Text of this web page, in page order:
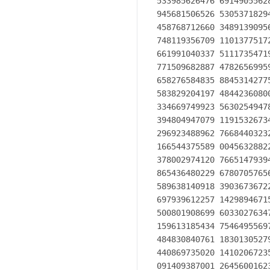
945681506526
458768712660
748119356709
661991040337
771509682887
658276584835
583829204197
334669749923
394804947079
296923488962
166544375589
378002974120 766514793942 590298969594 699556576121 865619673378 623625612521 632086286922 210327488921
865436480229 678070576561 514463204692 790682120738 837781423356 282360896320 806822246801 224826117718
589638140918 390367367222 088832151375 560037279839 400415297002 878307667094 447456013455 641725437090
697939612257 142989467154 357846878861 444581231459 357198492252 847160504922 124247014121 478057345510
500801908699 603302763478 708108175450 119307141223 390866393833 952942578690 507643100638 351983438934
159613185434 754649556978 103829309716 465143840700 707360411237 359984345225 161050702705 623526601276
484830840761 183013052793 205427462865 403603674532 865105706587 488225698157 936789766974 220575059683
440869735020 141020672358 502007245225 632651341055 924019027421 624843914035 998953539459 094407046912
091409387001 264560016237 428802109276 457931065792 295524988727 584610126483 699989225695 968815920560
010165525637 567856672279 661988578279 484885583439 751874454551 296563443480 396642055798 293680435220
277098429423 253302257634 180703947699 415979159453 006975214829 336655566156 787364005366 656416547321
704390352132 954352916941 459904160875 320186837937 023488868947 915107163785 290234529244 077365949563
051007421087 142613497459 561513849871 375704710178 795731042296 906667021449 863746459528 082436944578
977233004876 476524133907 592043401963 403911473202 338071509522 201068256342 747164602433 544005152126
693249341967 397704159568 375355516673 027390074972 973635496453 328886984406 119649616277 344951827369
558822075735 517665158985 519098666539 354948106887 320685990754 079234240230 092590070173 196036225475
647894064754 834664776041 146323390565 134330684495 397907090302 346046147096 169688688501 408347040546
074295869913 829668246818 571031887906 528703665083 243197440477 185567893482 308943106828 702722809736
248093996270